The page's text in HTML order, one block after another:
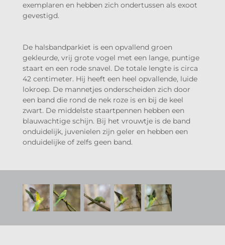
exemplaren en hebben zich ondertussen als exoot
gevestigd.
De halsbandparkiet is een opvallend groen
gekleurde, vrij grote vogel met een lange, puntige
staart en een rode snavel. De totale lengte is circa
42 centimeter. Hij heeft een heel opvallende, luide
lokroep. De mannetjes onderscheiden zich door
een band die rond de nek roze is en bij de keel
zwart. De middelste staartpennen hebben een
blauwachtige schijn. Bij het vrouwtje is de band
onduidelijk, juvenielen zijn geler en hebben een
onduidelijke of zelfs geen band.